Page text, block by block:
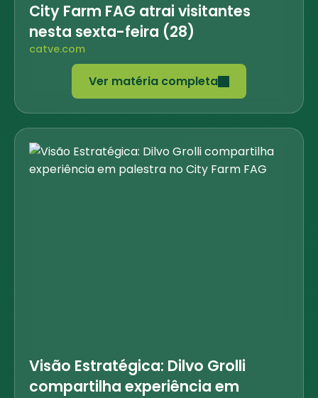
City Farm FAG atrai visitantes
nesta sexta-feira (28)
catve.com
Ver matéria completa
Visão Estratégica: Dilvo Grolli
compartilha experiência em